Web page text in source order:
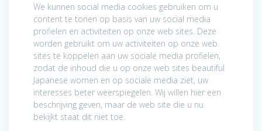
We kunnen social media cookies gebruiken om u
content te tonen op basis van uw social media
profielen en activiteiten op onze web sites. Deze
worden gebruikt om uw activiteiten op onze web
sites te koppelen aan uw sociale media profielen,
zodat de inhoud die u op onze web sites beautiful
Japanese women en op sociale media ziet, uw
interesses beter weerspiegelen. Wij willen hier een
beschrijving geven, maar de web site die u nu
bekijkt staat dit niet toe.